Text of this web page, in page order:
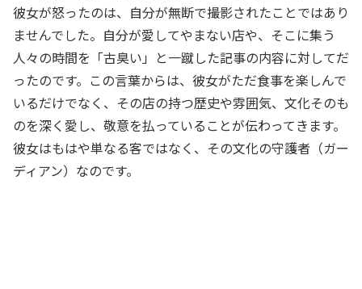
彼女が怒ったのは、自分が無断で撮影されたことではあり
ませんでした。自分が愛してやまない店や、そこに集う
人々の時間を「古臭い」と一蹴した記事の内容に対してだ
ったのです。この言葉からは、彼女がただ食事を楽しんで
いるだけでなく、その店の持つ歴史や雰囲気、文化そのも
のを深く愛し、敬意を払っていることが伝わってきます。
彼女はもはや単なる客ではなく、その文化の守護者（ガー
ディアン）なのです。